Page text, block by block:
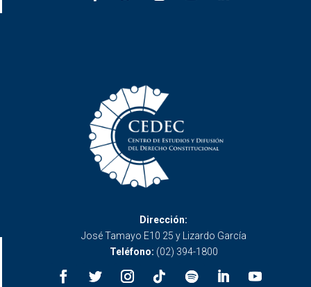
Dirección:
José Tamayo E10 25 y Lizardo García
Teléfono: (02) 394-1800